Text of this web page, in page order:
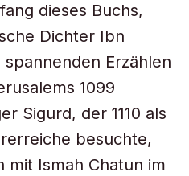
dieses Buchs,
Dichter Ibn
Erzählen
1099
Sigurd, der 1110 als
besuchte,
mit Ismah Chatun im